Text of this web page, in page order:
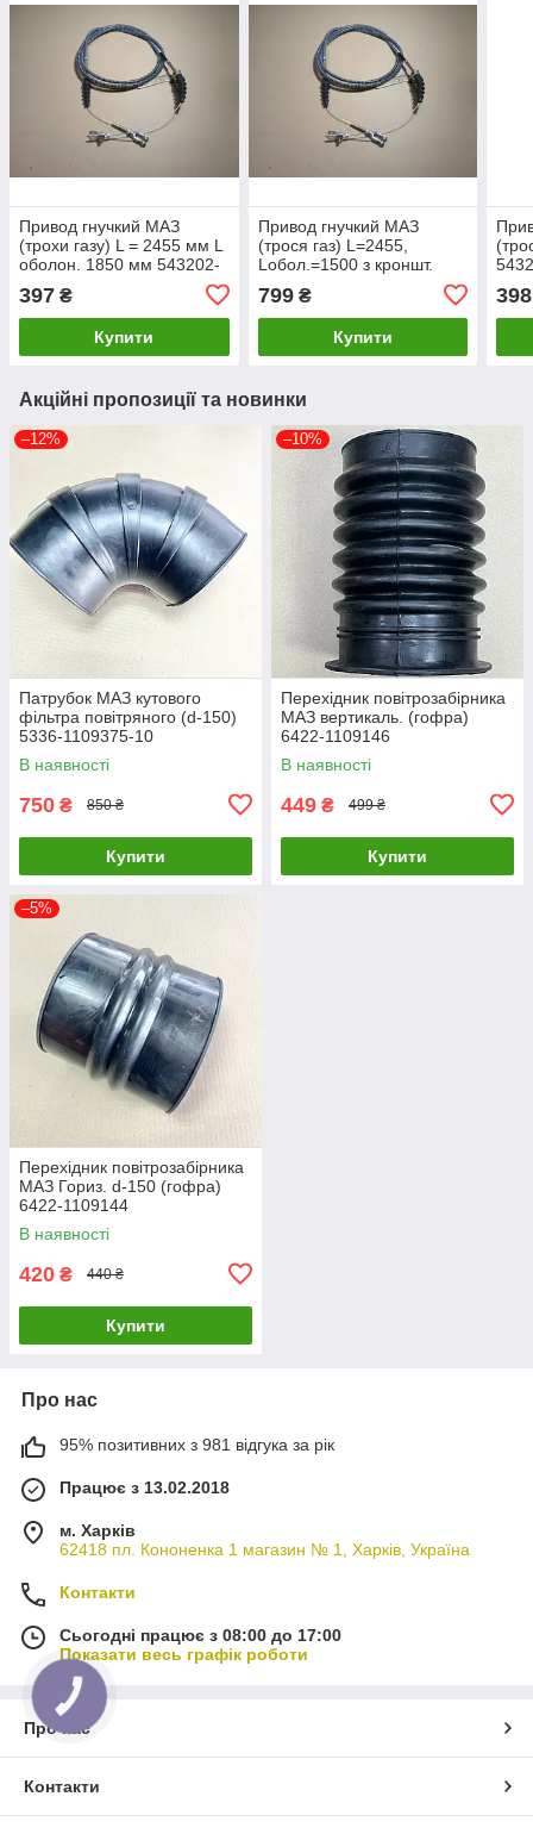
Привод гнучкий МАЗ
(трохи газу) L = 2455 мм L
оболон. 1850 мм 543202-
397 ₴
Купити
Привод гнучкий МАЗ
(трося газ) L=2455,
Loбол.=1500 з кроншт.
799₴
Купити
398
Акційні пропозиції та новинки
–12%
Патрубок МАЗ кутового
фільтра повітряного (d-150)
5336-1109375-10
В наявності
750 ₴ 850 ₴
Купити
–10%
Перехідник повітрозабірника
МАЗ вертикаль. (гофра)
6422-1109146
В наявності
449 ₴ 499 ₴
Купити
–5%
Перехідник повітрозабірника
МАЗ Гориз. d-150 (гофра)
6422-1109144
В наявності
420 ₴ 440 ₴
Купити
Про нас
95% позитивних з 981 відгука за рік
Працює з 13.02.2018
м. Харків
62418 пл. Кононенка 1 магазин № 1, Харків, Україна
Контакти
Сьогодні працює з 08:00 до 17:00
Показати весь графік роботи
Про нас
Контакти
КНОПКА
ЗВ'ЯЗКУ